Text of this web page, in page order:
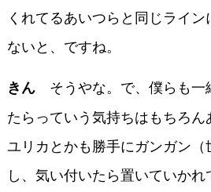
くれてるあいつらと同じライ
ないと、ですね。
きんそうやな。で、僕らも一
たらっていう気持ちはもちろ
ユリカとかも勝手にガンガン（
し、気い付いたら置いていか